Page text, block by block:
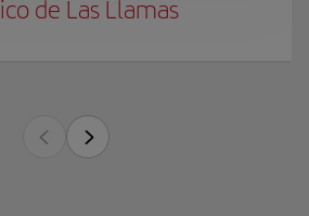
de Las Llamas